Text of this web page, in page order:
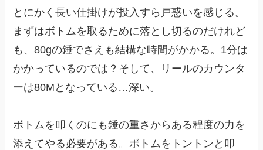
とにかく長い仕掛けが投入すら戸惑いを感じる。
まずはボトムを取るために落とし切るのだけれど
も、80gの錘でさえも結構な時間がかかる。1分は
かかっているのでは？そして、リールのカウンタ
ーは80Mとなっている…深い。
ボトムを叩くのにも錘の重さからある程度の力を
添えてやる必要がある。ボトムをトントンと叩